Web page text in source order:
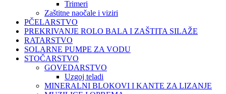
Trimeri
Zaštitne naočale i viziri
PČELARSTVO
PREKRIVANJE ROLO BALA I ZAŠTITA SILAŽE
RATARSTVO
SOLARNE PUMPE ZA VODU
STOČARSTVO
GOVEDARSTVO
Uzgoj teladi
MINERALNI BLOKOVI I KANTE ZA LIZANJE